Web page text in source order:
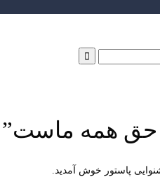
همه ماست”
پاستور خوش آمدید.